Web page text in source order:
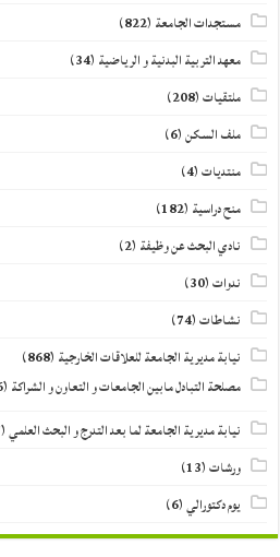
مستجدات الجامعة (822)
معهد التربية البدنية و الرياضية (34)
ملتقيات(208)
ملف السكن(6)
منتديات(4)
منح دراسية (182)
نادي البحث عن وظيفة (2)
ندوات(30)
نشاطات(74)
نيابة مديرية الجامعة للعلاقات الخارجية (868)
مصلحة التبادل مابين الجامعات و التعاون و الشراكة (66)
نيابة مديرية الجامعة لما بعد التدرج و البحث العلمي(277)
ورشات(13)
يوم دكتورالي(6)